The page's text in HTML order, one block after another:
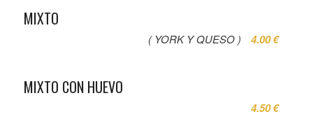
MIXTO
( YORK Y QUESO ) 4.00 €
MIXTO CON HUEVO
4.50 €